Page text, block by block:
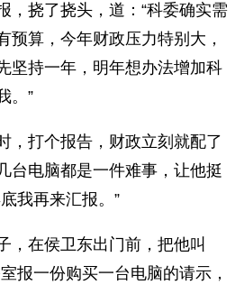
，挠了挠头，道：“科委确实需
预算，今年财政压力特别大，
坚持一年，明年想办法增加科
。”
，打个报告，财政立刻就配了
台电脑都是一件难事，让他挺
我再来汇报。”
，在侯卫东出门前，把他叫
报一份购买一台电脑的请示，